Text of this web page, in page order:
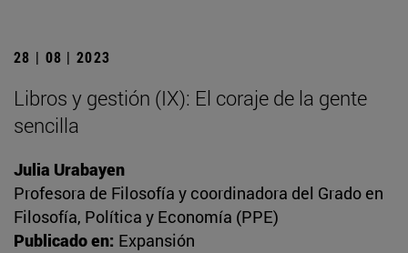
28 | 08 | 2023
Libros y gestión (IX): El coraje de la gente
sencilla
Julia Urabayen
Profesora de Filosofía y coordinadora del Grado en
Filosofía, Política y Economía (PPE)
Publicado en: Expansión